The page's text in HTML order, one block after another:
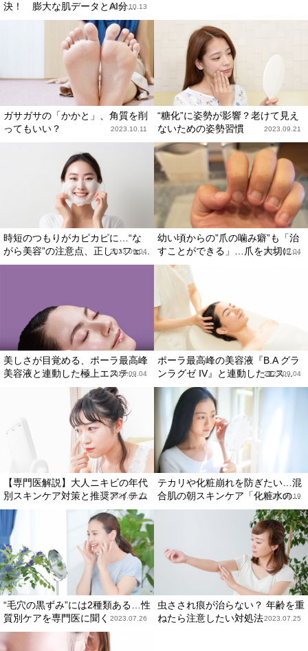
決！ 膨大な肌データとAI分...
2023.10.13
ガサガサの「かかと」、角質を削
ってもいい？
2023.10.11
“糖化”に姿勢が影響？老けて見え
ないための姿勢習慣
2023.09.21
時短のつもりがカピカピに…“な
がら美容”の注意点、正しいフェ...
2023.09.04
幼い頃からの”爪の噛み癖”も「治
すことができる」…爪を大切に...
2023.09.04
美しさが目覚める、ポーラ最高峰
美容液と連動した極上エステ...
2023.09.04
ポーラ最高峰の美容液『B.A グラ
ンラグゼ IV』と連動したエス...
2023.09.04
【専門医解説】大人ニキビの年代
別スキンケア対策と推奨アイテム
2023.08.22
テカリや化粧崩れを防ぎたい…混
合肌の朝スキンケア「化粧水の...
2023.08.19
“毛穴の黒ずみ”には2種類ある…性
質別ケアを専門医に聞く 2023.07.26
虫さされ痕が治らない？ 年齢を重
ねたら注意したい対処法2023.07.25